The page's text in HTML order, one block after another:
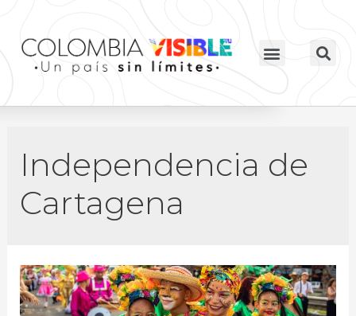
Independencia de
Cartagena